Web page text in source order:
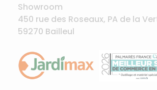
Showroom
450 rue des Roseaux, PA de la
59270 Bailleul